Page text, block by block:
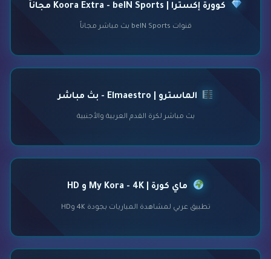
كوورة إكسترا | Koora Extra - beIN Sports مجاناً
قنوات beIN Sports بث مباشر مجاناً
الماسترو | Elmaestro - بث مباشر
بث مباشر لكرة القدم العربية والأجنبية
ماي كورة | My Kora - 4K و HD
تطبيق عربي لمشاهدة المباريات بجودة 4K وHD